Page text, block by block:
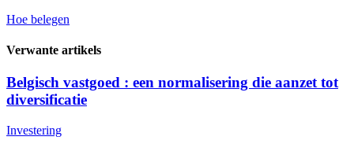
Hoe belegen
Verwante artikels
Belgisch vastgoed : een normalisering die aanzet tot
diversificatie
Investering